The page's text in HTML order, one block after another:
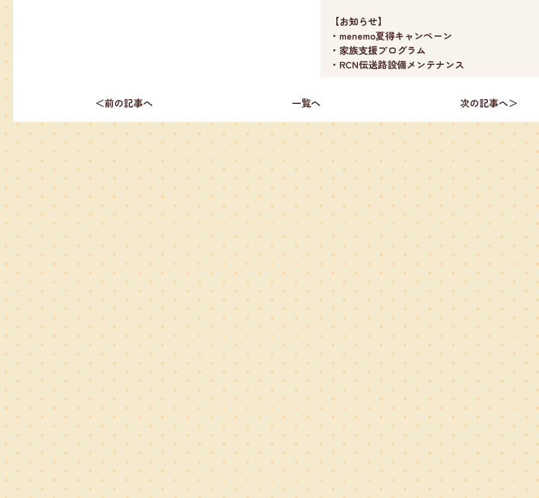
【お知らせ】
・menemo夏得キャンペーン
・家族支援プログラム
・RCN伝送路設備メンテナンス
＜前の記事へ 一覧へ 次の記事へ＞